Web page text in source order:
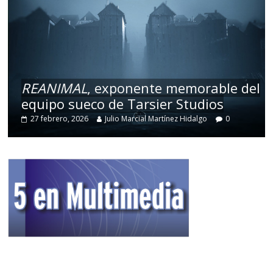
REANIMAL, exponente memorable del
equipo sueco de Tarsier Studios
27 febrero, 2026 Julio Marcial Martínez Hidalgo 0